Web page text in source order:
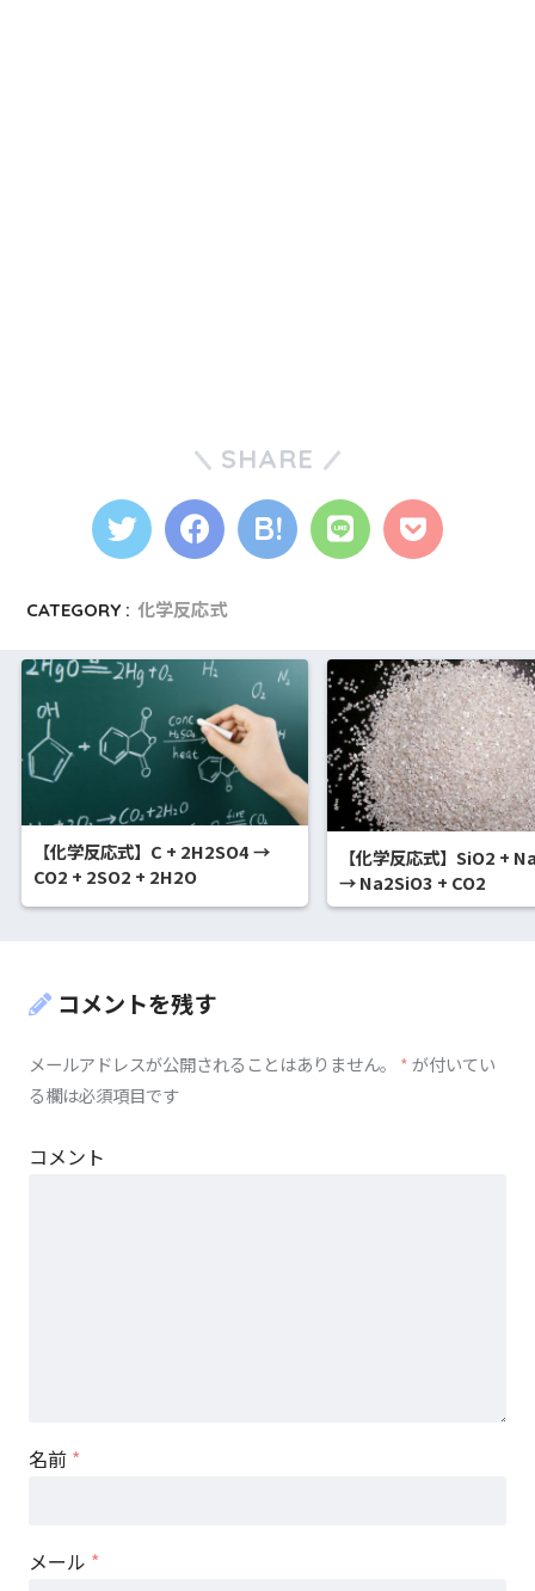
SHARE
CATEGORY : 化学反応式
【化学反応式】C + 2H2SO4 →
CO2 + 2SO2 + 2H2O
【化学反応式】SiO2 +
→ Na2SiO3 + CO2
コメントを残す
メールアドレスが公開されることはありません。 *が付いてい
る欄は必須項目です
コメント
名前 *
メール *